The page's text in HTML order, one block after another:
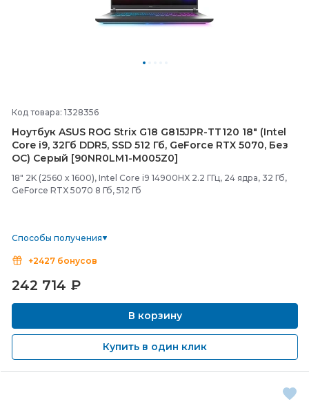
Код товара: 1328356
Ноутбук ASUS ROG Strix G18 G815JPR-TT120 18" (Intel
Core i9, 32Гб DDR5, SSD 512 Гб, GeForce RTX 5070, Без
ОС) Серый [90NR0LM1-M005Z0]
18" 2K (2560 x 1600), Intel Core i9 14900HX 2.2 ГГц, 24 ядра, 32 Гб,
GeForce RTX 5070 8 Гб, 512 Гб
Способы получения
+2427 бонусов
242 714 ₽
В корзину
Купить в один клик